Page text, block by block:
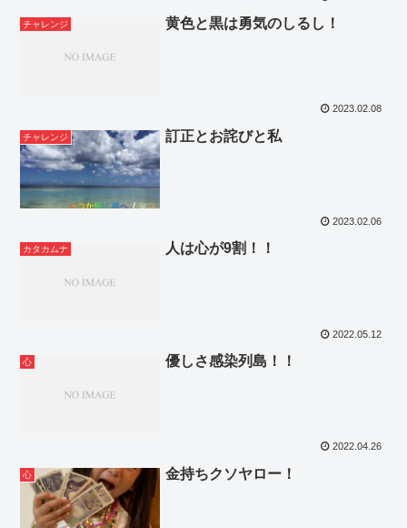
チャレンジ 黄色と黒は勇気のしるし！
2023.02.08
チャレンジ 訂正とお詫びと私
2023.02.06
カタカムナ 人は心が9割！！
2022.05.12
心 優しさ感染列島！！
2022.04.26
心 金持ちクソヤロー！